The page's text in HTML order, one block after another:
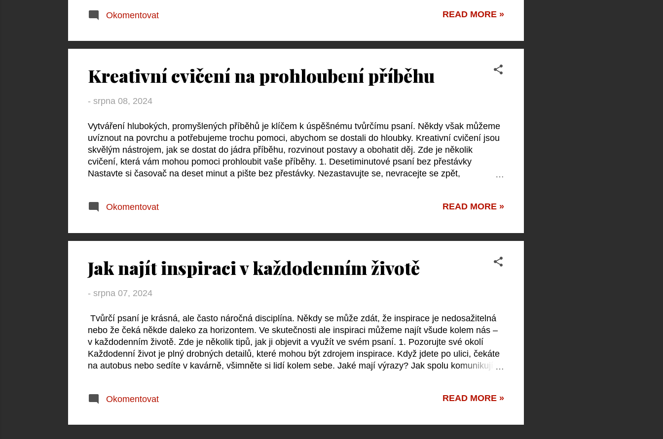
Zaměřte se na to, jak různí autoři používají jazyk, jak vytvářejí atmosféru, jak pracují s postavami a dějem,
se experimentovat s různými styly psaní. Zkoušejte psá...
Okomentovat READ MORE »
Kreativní cvičení na prohloubení příběhu
- srpna 08, 2024
Vytváření hlubokých, promyšlených příběhů je klíčem k úspěšnému tvůrčímu psaní. Někdy však můžeme
uvíznout na povrchu a potřebujeme trochu pomoci, abychom se dostali do hloubky. Kreativní cvičení jsou
skvělým nástrojem, jak se dostat do jádra příběhu, rozvinout postavy a obohatit děj. Zde je několik
cvičení, která vám mohou pomoci prohloubit vaše příběhy. 1. Desetiminutové psaní bez přestávky
Nastavte si časovač na deset minut a pište bez přestávky. Nezastavujte se, nevracejte se zpět,
deníkových záznamů z pohledu jedné z vašich postav. Jaké má obavy, radosti, sny? Co se jí přihodilo v
vašemu příběhu na hloubce. 3. Alternativní osudy Zkuste si představit, jak by váš příběh vypadal, kdyby ...
Okomentovat READ MORE »
Jak najít inspiraci v každodenním životě
- srpna 07, 2024
Tvůrčí psaní je krásná, ale často náročná disciplína. Někdy se může zdát, že inspirace je nedosažitelná
nebo že čeká někde daleko za horizontem. Ve skutečnosti ale inspiraci můžeme najít všude kolem nás –
v každodenním životě. Zde je několik tipů, jak ji objevit a využít ve svém psaní. 1. Pozorujte své okolí
Každodenní život je plný drobných detailů, které mohou být zdrojem inspirace. Když jdete po ulici, čekáte
na autobus nebo sedíte v kavárně, všimněte si lidí kolem sebe. Jaké mají výrazy? Jak spolu komunikují?
vjemy. Zavřete oči a zaposlouchejte se do zvuků kolem vás – může to být zpěv ptáků, ruch města nebo
smyslové vjemy mohou dodat vašemu psaní na autentičnosti a živosti. 3...
Okomentovat READ MORE »